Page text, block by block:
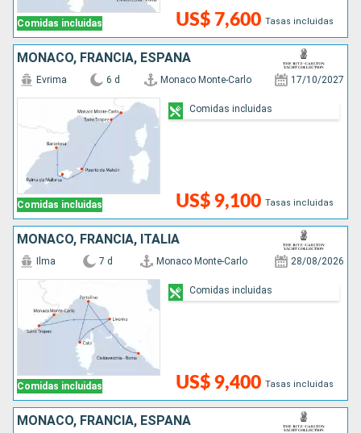
Comidas incluidas US$ 7,600 Tasas incluidas
MONACO, FRANCIA, ESPAÑA
Comidas incluidas
Evrima 6 d Monaco Monte-Carlo 17/10/2027
US$ 9,100 Tasas incluidas
Comidas incluidas
MONACO, FRANCIA, ITALIA
Comidas incluidas
Ilma 7 d Monaco Monte-Carlo 28/08/2026
US$ 9,400 Tasas incluidas
Comidas incluidas
MONACO, FRANCIA, ESPAÑA